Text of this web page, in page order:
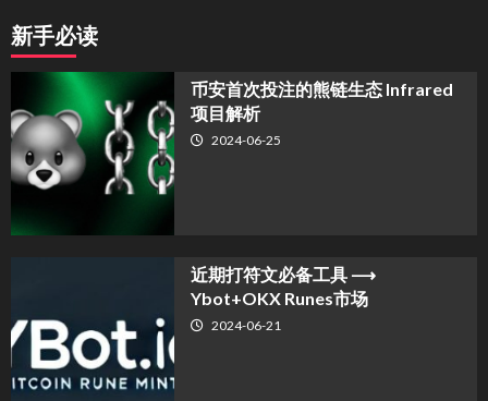
新手必读
币安首次投注的熊链生态 Infrared
项目解析
2024-06-25
近期打符文必备工具 ⟶
Ybot+OKX Runes市场
2024-06-21